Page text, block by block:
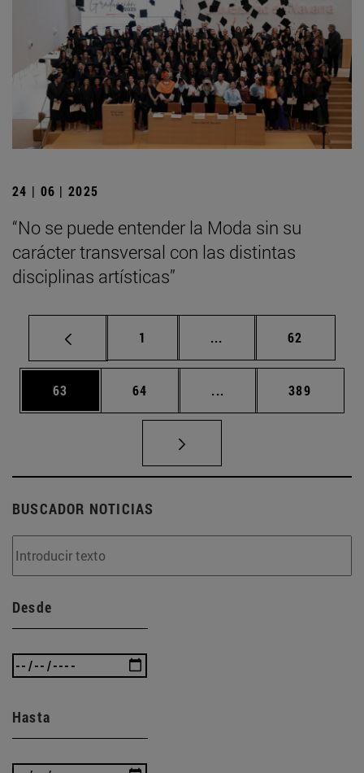
24 | 06 | 2025
“No se puede entender la Moda sin su
carácter transversal con las distintas
disciplinas artísticas”
Página
1 ... Páginas intermedias
Página
62
Página
63 Página
64 ... Páginas intermedias
Página
389
BUSCADOR NOTICIAS
Desde
Hasta